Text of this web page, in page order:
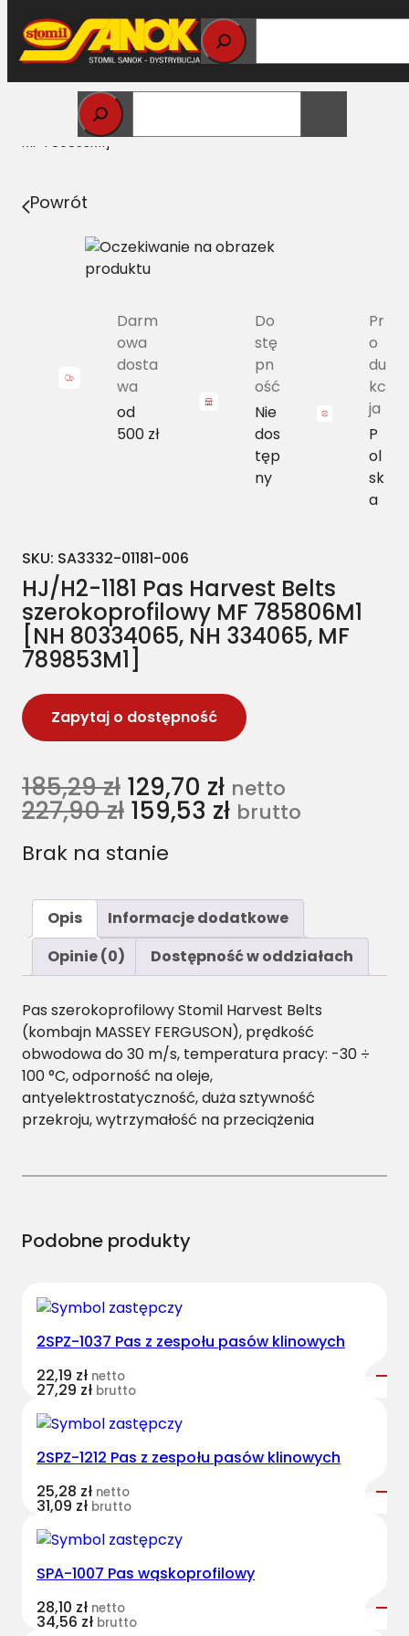
Przejdź
do
treści
Strona główna>
szerokoprofilowy MF 785806M1 [NH 80334065, NH 334065,
MF 789853M1]
Powrót
Darm
owa
dosta
wa
od
500 zł
Do
stę
pn
ość
Nie
dos
tęp
ny
Pr
o
du
kc
ja
P
ol
sk
a
SKU: SA3332-01181-006
HJ/H2-1181 Pas Harvest Belts
szerokoprofilowy MF 785806M1
[NH 80334065, NH 334065, MF
789853M1]
Zapytaj o dostępność
185,29zł 129,70 zł netto
227,90zł 159,53 zł brutto
Brak na stanie
Opis
Informacje dodatkowe
Opinie (0)
Dostępność w oddziałach
Pas szerokoprofilowy Stomil Harvest Belts
(kombajn MASSEY FERGUSON), prędkość
obwodowa do 30 m/s, temperatura pracy: -30 ÷
100 °C, odporność na oleje,
antyelektrostatyczność, duża sztywność
przekroju, wytrzymałość na przeciążenia
Podobne produkty
2SPZ-1037 Pas z zespołu pasów klinowych
22,19 zł netto
27,29 zł brutto
2SPZ-1212 Pas z zespołu pasów klinowych
25,28 zł netto
31,09 zł brutto
SPA-1007 Pas wąskoprofilowy
28,10 zł netto
34,56 zł brutto